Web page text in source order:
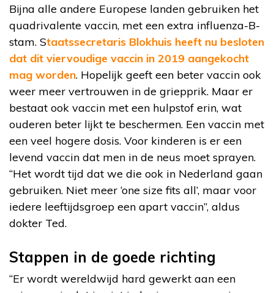
Bijna alle andere Europese landen gebruiken het
quadrivalente vaccin, met een extra influenza-B-
stam. Staatssecretaris Blokhuis heeft nu besloten
dat dit viervoudige vaccin in 2019 aangekocht
mag worden. Hopelijk geeft een beter vaccin ook
weer meer vertrouwen in de griepprik. Maar er
bestaat ook vaccin met een hulpstof erin, wat
ouderen beter lijkt te beschermen. Een vaccin met
een veel hogere dosis. Voor kinderen is er een
levend vaccin dat men in de neus moet sprayen.
“Het wordt tijd dat we die ook in Nederland gaan
gebruiken. Niet meer ‘one size fits all’, maar voor
iedere leeftijdsgroep een apart vaccin”, aldus
dokter Ted.
Stappen in de goede richting
“Er wordt wereldwijd hard gewerkt aan een